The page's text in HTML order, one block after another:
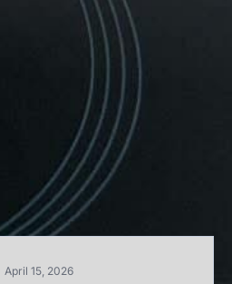
April 15, 2026